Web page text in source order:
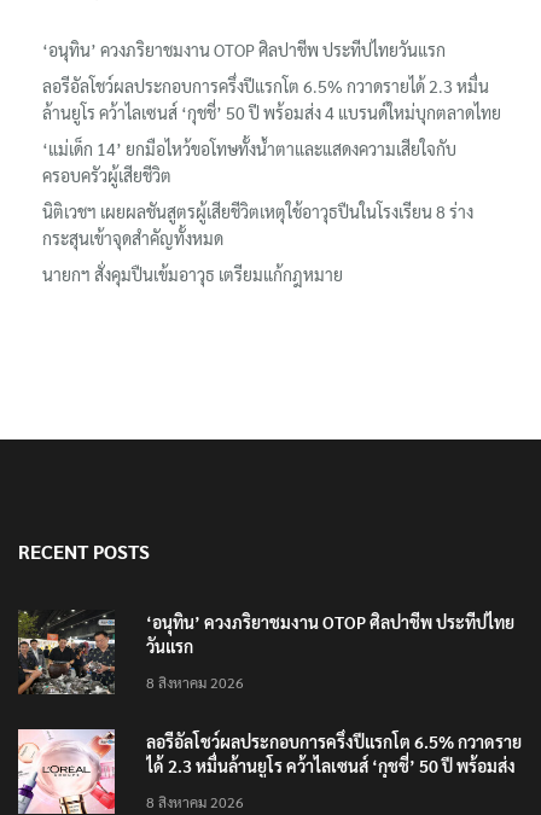
‘อนุทิน’ ควงภริยาชมงาน OTOP ศิลปาชีพ ประทีปไทยวันแรก
ลอรีอัลโชว์ผลประกอบการครึ่งปีแรกโต 6.5% กวาดรายได้ 2.3 หมื่น
ล้านยูโร คว้าไลเซนส์ ‘กุชชี่’ 50 ปี พร้อมส่ง 4 แบรนด์ใหม่บุกตลาดไทย
‘แม่เด็ก 14’ ยกมือไหว้ขอโทษทั้งน้ำตาและแสดงความเสียใจกับ
ครอบครัวผู้เสียชีวิต
นิติเวชฯ เผยผลชันสูตรผู้เสียชีวิตเหตุใช้อาวุธปืนในโรงเรียน 8 ร่าง
กระสุนเข้าจุดสำคัญทั้งหมด
นายกฯ สั่งคุมปืนเข้มอาวุธ เตรียมแก้กฎหมาย
RECENT POSTS
‘อนุทิน’ ควงภริยาชมงาน OTOP ศิลปาชีพ ประทีปไทย
วันแรก
8 สิงหาคม 2026
ลอรีอัลโชว์ผลประกอบการครึ่งปีแรกโต 6.5% กวาดราย
ได้ 2.3 หมื่นล้านยูโร คว้าไลเซนส์ ‘กุชชี่’ 50 ปี พร้อมส่ง
8 สิงหาคม 2026